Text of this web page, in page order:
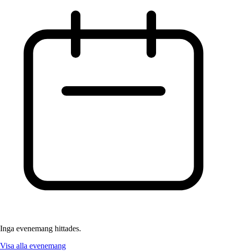
Inga evenemang hittades.
Visa alla evenemang